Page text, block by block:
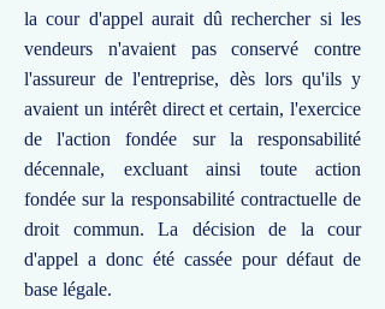
la cour d'appel aurait dû rechercher si les
vendeurs n'avaient pas conservé contre
l'assureur de l'entreprise, dès lors qu'ils y
avaient un intérêt direct et certain, l'exercice
de l'action fondée sur la responsabilité
décennale, excluant ainsi toute action
fondée sur la responsabilité contractuelle de
droit commun. La décision de la cour
d'appel a donc été cassée pour défaut de
base légale.